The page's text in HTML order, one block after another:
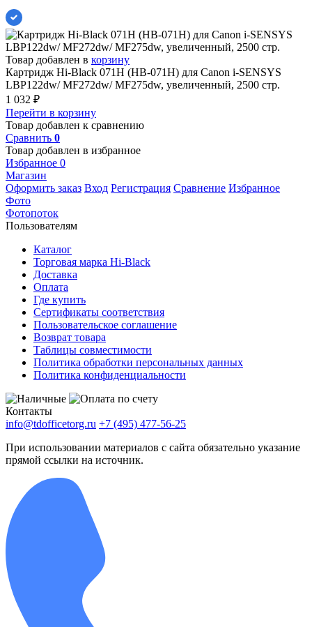
Товар добавлен в корзину
Картридж Hi-Black 071H (HB-071H) для Canon i-SENSYS
LBP122dw/ MF272dw/ MF275dw, увеличенный, 2500 стр.
1 032 ₽
Перейти в корзину
Товар добавлен к сравнению
Сравнить 0
Товар добавлен в избранное
Избранное 0
Магазин
Оформить заказ Вход Регистрация Сравнение Избранное
Фото
Фотопоток
Пользователям
Каталог
Торговая марка Hi-Black
Доставка
Оплата
Где купить
Сертификаты соответствия
Пользовательское соглашение
Возврат товара
Таблицы совместимости
Политика обработки персональных данных
Политика конфиденциальности
Контакты
info@tdofficetorg.ru +7 (495) 477-56-25
При использовании материалов с сайта обязательно указание
прямой ссылки на источник.